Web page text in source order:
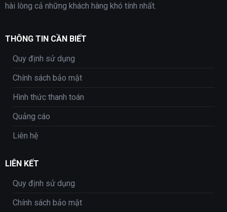
hài lòng cả những khách hàng khó tính nhất.
THÔNG TIN CẦN BIẾT
Quy định sử dụng
Chính sách bảo mật
Hình thức thanh toán
Quảng cáo
Liên hệ
LIÊN KẾT
Quy định sử dụng
Chính sách bảo mật